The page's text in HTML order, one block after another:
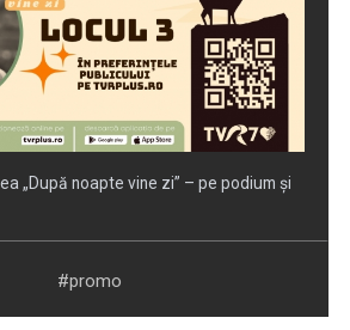
„N-am noroc” – a cincea cea mai
#promo